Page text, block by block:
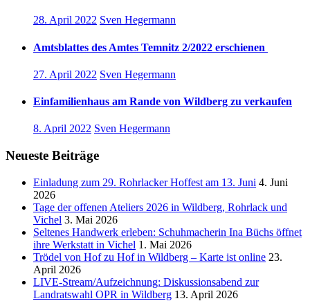
28. April 2022 Sven Hegermann
Amtsblattes des Amtes Temnitz 2/2022 erschienen
27. April 2022 Sven Hegermann
Einfamilienhaus am Rande von Wildberg zu verkaufen
8. April 2022 Sven Hegermann
Neueste Beiträge
Einladung zum 29. Rohrlacker Hoffest am 13. Juni 4. Juni
2026
Tage der offenen Ateliers 2026 in Wildberg, Rohrlack und
Vichel 3. Mai 2026
Seltenes Handwerk erleben: Schuhmacherin Ina Büchs öffnet
ihre Werkstatt in Vichel 1. Mai 2026
Trödel von Hof zu Hof in Wildberg – Karte ist online 23.
April 2026
LIVE-Stream/Aufzeichnung: Diskussionsabend zur
Landratswahl OPR in Wildberg 13. April 2026